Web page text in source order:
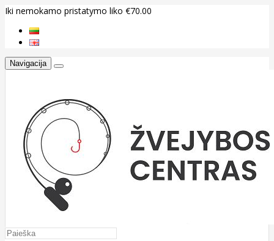
Iki nemokamo pristatymo liko €70.00
Navigacija